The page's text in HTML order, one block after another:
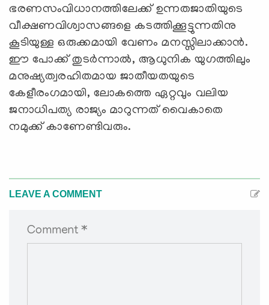
ഭരണസംവിധാനത്തിലേക്ക് ഉന്നതജാതിയുടെ
വീക്ഷണവിശ്വാസങ്ങളെ കടത്തിക്കൂട്ടുന്നതിനു
കൂടിയുള്ള ഒരുക്കമായി വേണം മനസ്സിലാക്കാന്‍.
ഈ പോക്ക് തുടര്‍ന്നാല്‍, ആധുനിക യുഗത്തിലും
മനുഷ്യത്വരഹിതമായ ജാതീയതയുടെ
കേളീരംഗമായി, ലോകത്തെ ഏറ്റവും വലിയ
ജനാധിപത്യ രാജ്യം മാറുന്നത് വൈകാതെ
നമുക്ക് കാണേണ്ടിവരും.
LEAVE A COMMENT
Comment *